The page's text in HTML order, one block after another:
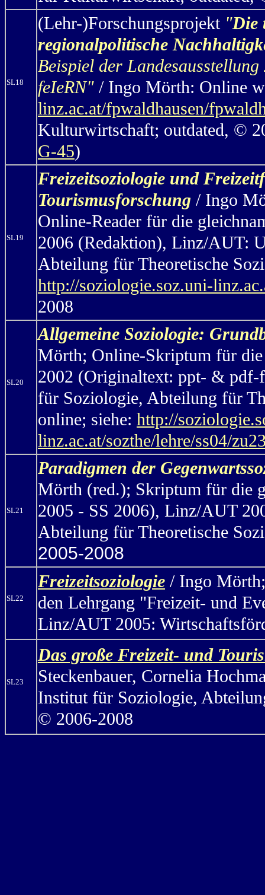
SL18
(Lehr-)Forschungsprojekt "Die
regionalpolitische
Beispiel der
feIeRN" / Ingo Mörth: Online
linz.ac.at/fpwaldhausen/
Kulturwirtschaft; outdated, ©
G-45)
SL19
Freizeitsoziologie und
Tourismusforschung / Ingo
Online-Reader für die
2006 (Redaktion), Linz/AUT:
Abteilung für Theoretische
http://soziologie.soz.uni-
2008
SL20
Allgemeine Soziologie:
Mörth; Online-Skriptum für
2002 (Originaltext: ppt- &
für Soziologie, Abteilung für
online; siehe: http://
linz.ac.at/sozthe/lehre/ss04/
SL21
Paradigmen der
Mörth (red.); Skriptum für die
2005 - SS 2006), Linz/AUT
Abteilung für Theoretische
2005-2008
SL22
Freizeitsoziologie / Ingo Mörth;
den Lehrgang "Freizeit- und
Linz/AUT 2005:
SL23
Das große Freizeit- und
Steckenbauer, Cornelia
Institut für Soziologie,
© 2006-2008